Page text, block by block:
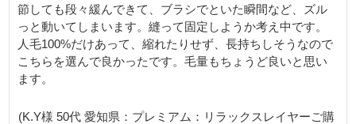
節しても段々緩んできて、ブラシでといた瞬間など、ズル
っと動いてしまいます。縫って固定しようか考え中です。
人毛100%だけあって、縮れたりせず、長持ちしそうなので
こちらを選んで良かったです。毛量もちょうど良いと思い
ます。
(K.Y様 50代 愛知県： プレミアム：リラックスレイヤーご購